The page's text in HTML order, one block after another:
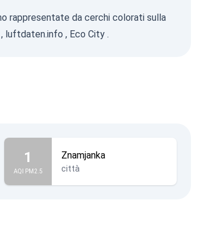
rappresentate da cerchi colorati sulla
, luftdaten.info , Eco City .
1
AQI PM2.5
Znamjanka
città